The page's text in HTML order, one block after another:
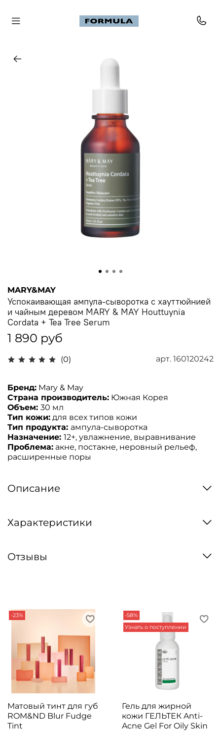
(0) арт. 160120242
MARY&MAY
Успокаивающая ампула-сыворотка с хауттюйнией
и чайным деревом MARY & MAY Houttuynia
Cordata + Tea Tree Serum
1 890 руб
Бренд: Mary & May
Страна производитель: Южная Корея
Объем: 30 мл
Тип кожи: для всех типов кожи
Тип продукта: ампула-сыворотка
Назначение: 12+, увлажнение, выравнивание
Проблема: акне, постакне, неровный рельеф,
расширенные поры
Описание
Характеристики
Отзывы
-23%
Матовый тинт для губ
ROM&ND Blur Fudge
Tint
-58%
Узнать о поступлении
Гель для жирной
кожи ГЕЛЬТЕК Anti-
Acne Gel For Oily Skin